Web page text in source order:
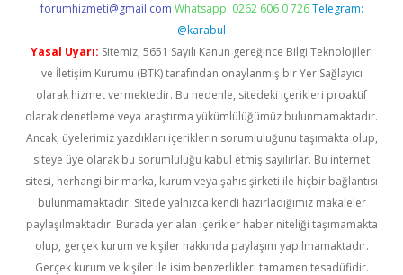
forumhizmeti@gmail.com Whatsapp: 0262 606 0 726 Telegram:
@karabul
Yasal Uyarı: Sitemiz, 5651 Sayılı Kanun gereğince Bilgi Teknolojileri
ve İletişim Kurumu (BTK) tarafından onaylanmış bir Yer Sağlayıcı
olarak hizmet vermektedir. Bu nedenle, sitedeki içerikleri proaktif
olarak denetleme veya araştırma yükümlülüğümüz bulunmamaktadır.
Ancak, üyelerimiz yazdıkları içeriklerin sorumluluğunu taşımakta olup,
siteye üye olarak bu sorumluluğu kabul etmiş sayılırlar. Bu internet
sitesi, herhangi bir marka, kurum veya şahıs şirketi ile hiçbir bağlantısı
bulunmamaktadır. Sitede yalnızca kendi hazırladığımız makaleler
paylaşılmaktadır. Burada yer alan içerikler haber niteliği taşımamakta
olup, gerçek kurum ve kişiler hakkında paylaşım yapılmamaktadır.
Gerçek kurum ve kişiler ile isim benzerlikleri tamamen tesadüfidir.